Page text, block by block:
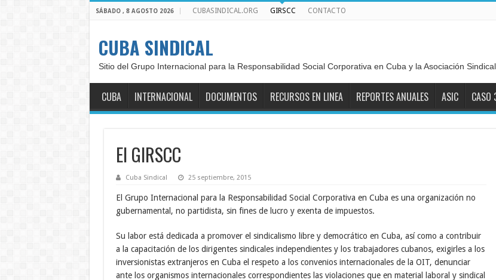
SÁBADO , 8 AGOSTO 2026 CUBASINDICAL.ORG GIRSCC CONTACTO
CUBA SINDICAL
Sitio del Grupo Internacional para la Responsabilidad Social Corporativa en Cuba y la Asociación
CUBA INTERNACIONAL DOCUMENTOS RECURSOS EN LINEA REPORTES ANUALES ASIC CASO
El GIRSCC
Cuba Sindical 25 septiembre, 2015
El Grupo Internacional para la Responsabilidad Social Corporativa en Cuba es una organización no
gubernamental, no partidista, sin fines de lucro y exenta de impuestos.
Su labor está dedicada a promover el sindicalismo libre y democrático en Cuba, así como a contribuir
a la capacitación de los dirigentes sindicales independientes y los trabajadores cubanos, exigirles a los
inversionistas extranjeros en Cuba el respeto a los convenios internacionales de la OIT, denunciar
ante los organismos internacionales correspondientes las violaciones que en material laboral y sindical